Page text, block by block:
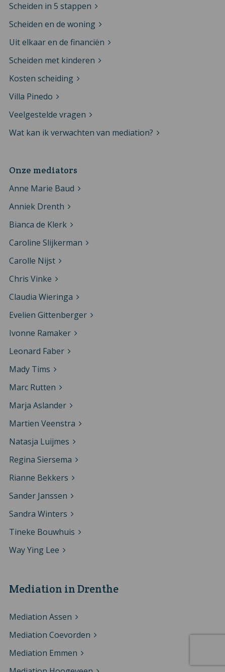
Scheiden in 5 stappen
Scheiden en de woning
Uit elkaar en de financiën
Scheiden met kinderen
Kosten scheiding
Villa Pinedo
Veelgestelde vragen
Wat kan ik verwachten van mediation?
Onze mediators
Anne Marie Baud
Anniek Drenth
Bianca de Klerk
Caroline Slijkerman
Carolle Nijst
Chris Vinke
Claudia Wieringa
Evelien Gittenberger
Ivonne Ramaker
Leonard Faber
Mady Tims
Marc Rutten
Marja Aslander
Martien Veenstra
Natasja Luijmes
Regina Siersema
Rianne Bekkers
Sander Janssen
Sandra Winters
Tineke Bouwhuis
Way Ying Lee
Mediation in Drenthe
Mediation Assen
Mediation Coevorden
Mediation Emmen